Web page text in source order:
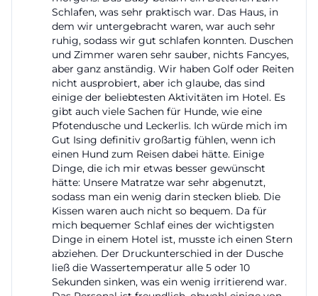
Himmel entworfen wurde, und in den FAQs wird
die Anerkennung durch den Deutschen
Golfverband hervorgehoben. Zusätzlich beschreibt
Gut Ising sich als eines der größten Polo-Zentren
Deutschlands, was den Sportcharakter noch einmal
unterstreicht. Neben Golf und Reiten ergänzen
Tennis, Wandern und Radfahren das Aktivangebot.
Für Suchanfragen wie golf, reiten, sport, aktivurlaub
oder freizeit ist das Resort damit breit aufgestellt.
Gerade die Kombination aus Natur, Sport und
Erholung macht den Ort ungewöhnlich stark: Hier
kann man morgens reiten, nachmittags Golf
spielen und abends im Spa oder Restaurant
entspannen. ([gut-ising.de](https://www.gut-
ising.de/en/sport-leisure/golfing/golf-course?
Schlafen, was sehr praktisch war. Das Haus, in
dem wir untergebracht waren, war auch sehr
ruhig, sodass wir gut schlafen konnten. Duschen
und Zimmer waren sehr sauber, nichts Fancyes,
aber ganz anständig. Wir haben Golf oder Reiten
nicht ausprobiert, aber ich glaube, das sind
einige der beliebtesten Aktivitäten im Hotel. Es
gibt auch viele Sachen für Hunde, wie eine
Pfotendusche und Leckerlis. Ich würde mich im
Gut Ising definitiv großartig fühlen, wenn ich
einen Hund zum Reisen dabei hätte. Einige
Dinge, die ich mir etwas besser gewünscht
hätte: Unsere Matratze war sehr abgenutzt,
sodass man ein wenig darin stecken blieb. Die
Kissen waren auch nicht so bequem. Da für
mich bequemer Schlaf eines der wichtigsten
Dinge in einem Hotel ist, musste ich einen Stern
abziehen. Der Druckunterschied in der Dusche
ließ die Wassertemperatur alle 5 oder 10
Sekunden sinken, was ein wenig irritierend war.